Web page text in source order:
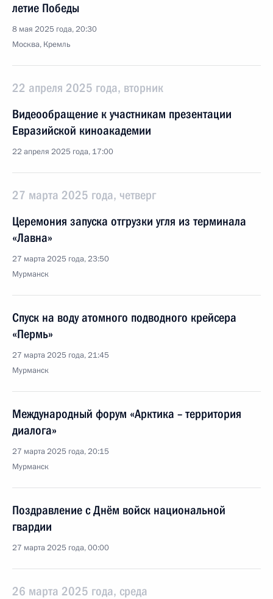
летие Победы
8 мая 2025 года, 20:30
Москва, Кремль
22 апреля 2025 года, вторник
Видеообращение к участникам презентации
Евразийской киноакадемии
22 апреля 2025 года, 17:00
27 марта 2025 года, четверг
Церемония запуска отгрузки угля из терминала
«Лавна»
27 марта 2025 года, 23:50
Мурманск
Спуск на воду атомного подводного крейсера
«Пермь»
27 марта 2025 года, 21:45
Мурманск
Международный форум «Арктика – территория
диалога»
27 марта 2025 года, 20:15
Мурманск
Поздравление с Днём войск национальной
гвардии
27 марта 2025 года, 00:00
26 марта 2025 года, среда